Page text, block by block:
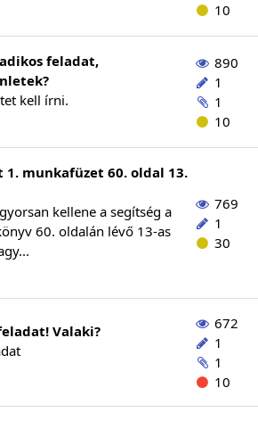
10
feladat,
kell írni.
890
1
1
10
1. munkafüzet 60. oldal 13.
kellene a segítség a
60. oldalán lévő 13-as
769
1
30
Valaki?
672
1
1
10